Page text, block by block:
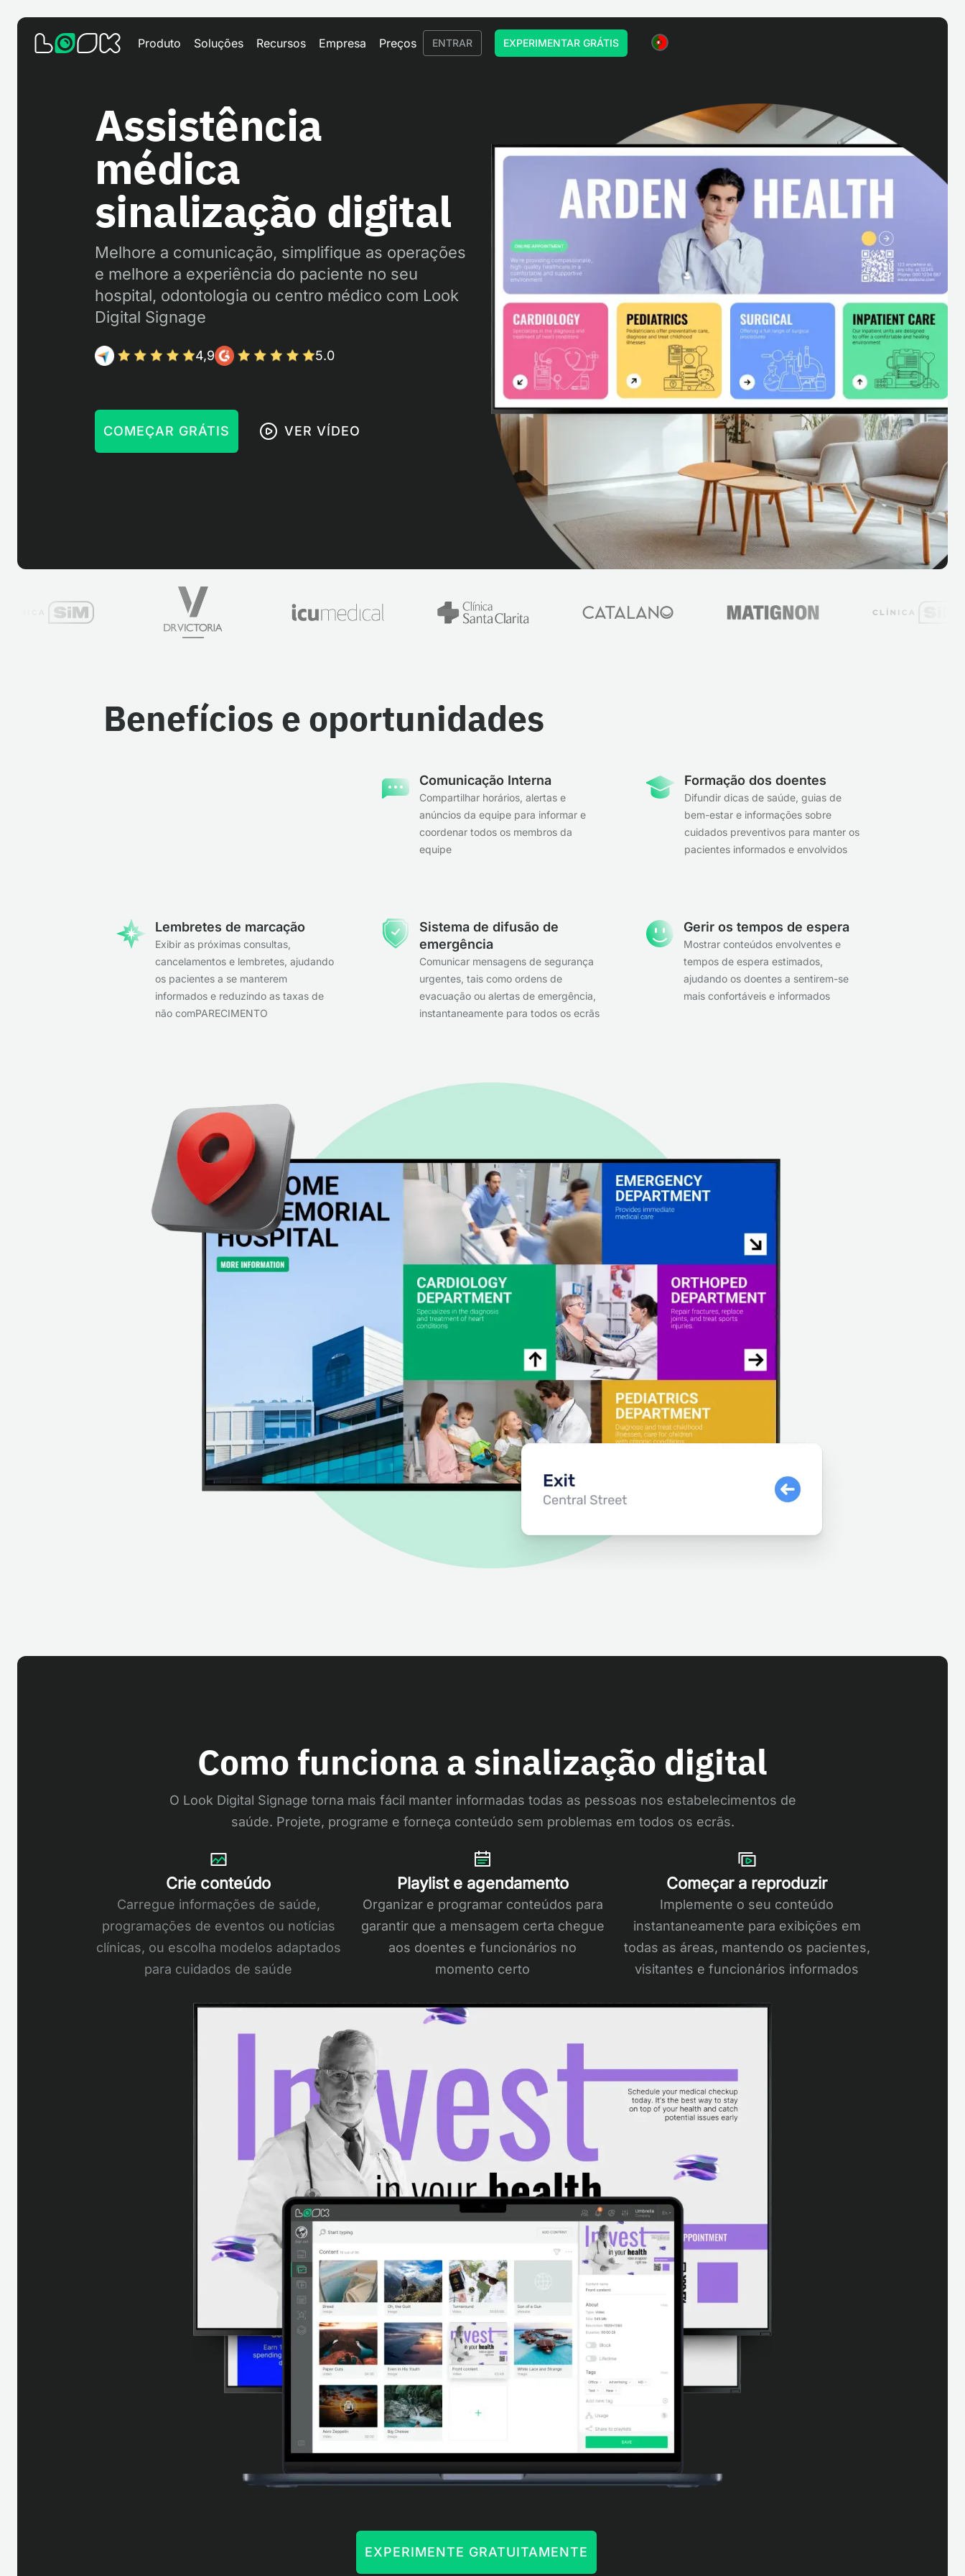
Produto Soluções Recursos Empresa Preços ENTRAR EXPERIMENTAR GRÁTIS
Assistência
médica
sinalização digital
Melhore a comunicação, simplifique as operações
e melhore a experiência do paciente no seu
hospital, odontologia ou centro médico com Look
Digital Signage
4,9 5.0
COMEÇAR GRÁTIS VER VÍDEO
Benefícios e oportunidades
Comunicação Interna
Compartilhar horários, alertas e
anúncios da equipe para informar e
coordenar todos os membros da
equipe
Formação dos doentes
Difundir dicas de saúde, guias de
bem-estar e informações sobre
cuidados preventivos para manter os
pacientes informados e envolvidos
Lembretes de marcação
Exibir as próximas consultas,
cancelamentos e lembretes, ajudando
os pacientes a se manterem
informados e reduzindo as taxas de
não comPARECIMENTO
Sistema de difusão de
emergência
Comunicar mensagens de segurança
urgentes, tais como ordens de
evacuação ou alertas de emergência,
instantaneamente para todos os ecrãs
Gerir os tempos de espera
Mostrar conteúdos envolventes e
tempos de espera estimados,
ajudando os doentes a sentirem-se
mais confortáveis e informados
Como funciona a sinalização digital
O Look Digital Signage torna mais fácil manter informadas todas as pessoas nos estabelecimentos de
saúde. Projete, programe e forneça conteúdo sem problemas em todos os ecrãs.
Crie conteúdo
Carregue informações de saúde,
programações de eventos ou notícias
clínicas, ou escolha modelos adaptados
para cuidados de saúde
Playlist e agendamento
Organizar e programar conteúdos para
garantir que a mensagem certa chegue
aos doentes e funcionários no
momento certo
Começar a reproduzir
Implemente o seu conteúdo
instantaneamente para exibições em
todas as áreas, mantendo os pacientes,
visitantes e funcionários informados
EXPERIMENTE GRATUITAMENTE